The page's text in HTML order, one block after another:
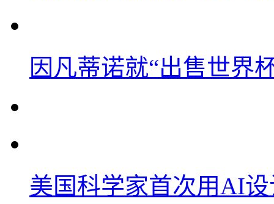
因凡蒂诺就“出售世界
美国科学家首次用AI